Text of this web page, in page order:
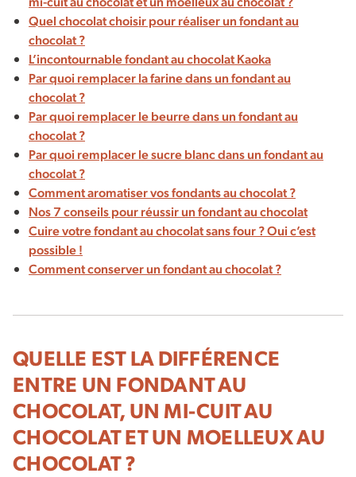
Quel chocolat choisir pour réaliser un fondant au
chocolat ?
L’incontournable fondant au chocolat Kaoka
Par quoi remplacer la farine dans un fondant au
chocolat ?
Par quoi remplacer le beurre dans un fondant au
chocolat ?
Par quoi remplacer le sucre blanc dans un fondant au
chocolat ?
Comment aromatiser vos fondants au chocolat ?
Nos 7 conseils pour réussir un fondant au chocolat
Cuire votre fondant au chocolat sans four ? Oui c’est
possible !
Comment conserver un fondant au chocolat ?
QUELLE EST LA DIFFÉRENCE
ENTRE UN FONDANT AU
CHOCOLAT, UN MI-CUIT AU
CHOCOLAT ET UN MOELLEUX AU
CHOCOLAT ?